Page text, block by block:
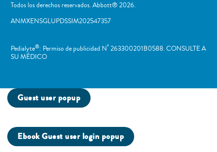
Todos los derechos reservados. Abbott® 2026.
ANMXENSGLUPDSSIM202547357
Pedialyte®: Permiso de publicidad Nº 263300201B0588. CONSULTE A
SU MÉDICO
Guest user popup
Ebook Guest user login popup